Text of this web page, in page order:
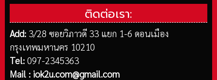
ติดต่อเรา:
Add: 3/28 ซอยวิภาวดี 33 แยก 1-6 ดอนเมือง
กรุงเทพมหานคร 10210
Tel: 097-2345363
Mail : iok2u.com@gmail.com